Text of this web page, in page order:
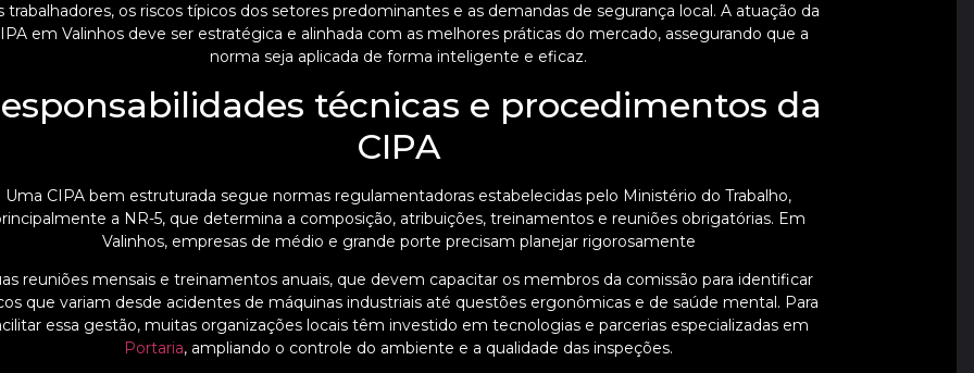
trabalhadores, os riscos típicos dos setores predominantes e as demandas de segurança local. A atuação da
em Valinhos deve ser estratégica e alinhada com as melhores práticas do mercado, assegurando que a
norma seja aplicada de forma inteligente e eficaz.
técnicas e procedimentos da
CIPA
Uma CIPA bem estruturada segue normas regulamentadoras estabelecidas pelo Ministério do Trabalho,
a NR-5, que determina a composição, atribuições, treinamentos e reuniões obrigatórias. Em
Valinhos, empresas de médio e grande porte precisam planejar rigorosamente
reuniões mensais e treinamentos anuais, que devem capacitar os membros da comissão para identificar
que variam desde acidentes de máquinas industriais até questões ergonômicas e de saúde mental. Para
essa gestão, muitas organizações locais têm investido em tecnologias e parcerias especializadas em
Portaria, ampliando o controle do ambiente e a qualidade das inspeções.